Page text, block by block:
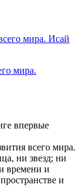
мира.
впервые
всего мира.
ни звезд; ни
времени и
и